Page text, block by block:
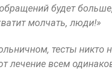
будет
молчать, люди!»
тесты никто
лечение всем